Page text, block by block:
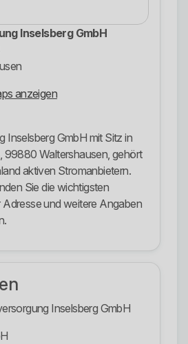
Inselsberg GmbH
anzeigen
Inselsberg GmbH mit Sitz in
99880 Waltershausen, gehört
aktiven Stromanbietern.
Sie die wichtigsten
und weitere Angaben
Inselsberg GmbH